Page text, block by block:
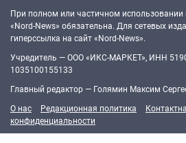
При полном или частичном использовании
«Nord-News» обязательна. Для сетевых
гиперссылка на сайт «Nord-News».
Учредитель — ООО «ИКС-МАРКЕТ», ИНН
1035100155133
Главный редактор — Голямин Максим
О нас
Редакционная политика
конфиденциальности